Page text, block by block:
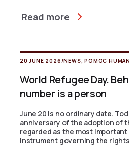
Read more
20 JUNE 2026 /NEWS,POMOC
World Refugee Day.
number is a person
June 20 is no ordinary date.
anniversary of the adoption of
regarded as the most
instrument governing the